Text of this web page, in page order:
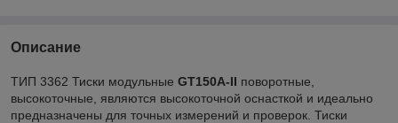
Описание
ТИП 3362 Тиски модульные GT150A-II поворотные,
высокоточные,
являются высокоточной оснасткой и идеально
предназначены для точных измерений и проверок. Тиски